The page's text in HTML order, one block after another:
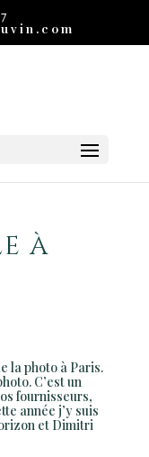
à
la photo à Paris.
C’est un
fournisseurs,
année j’y suis
et Dimitri